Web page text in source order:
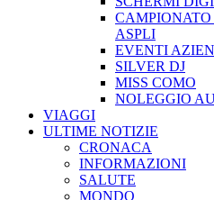
ASPLI
EVENTI
SILVER DJ
MISS COMO
NOLEGGIO
VIAGGI
ULTIME NOTIZIE
CRONACA
INFORMAZIONI
SALUTE
MONDO